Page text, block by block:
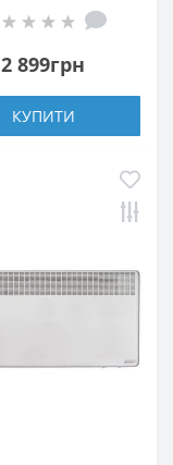
1000W
2 899грн
КУПИТИ